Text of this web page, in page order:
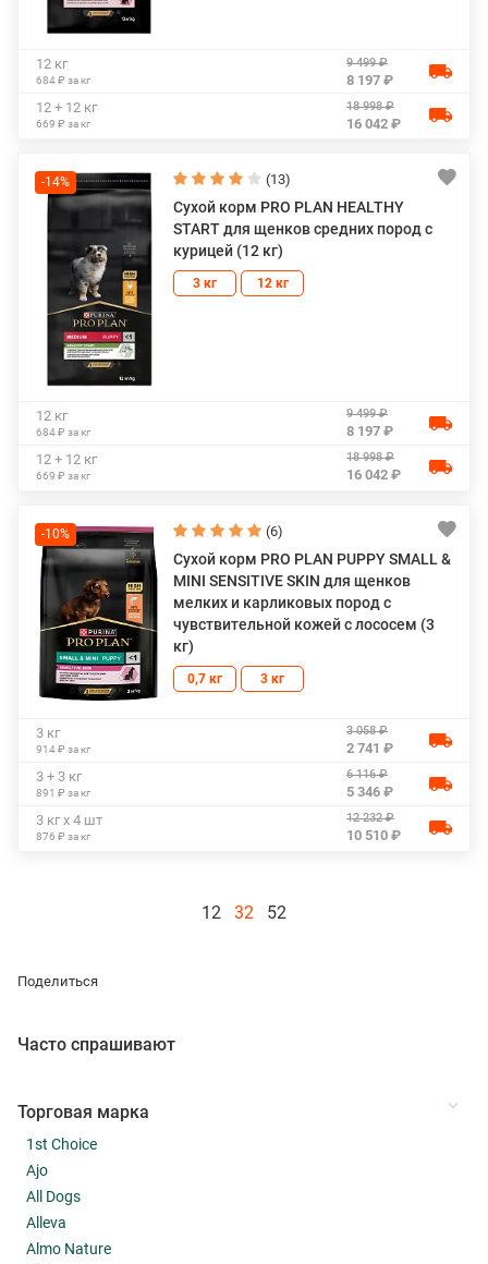
12 кг
684 ₽ за кг
9 499 ₽
8 197 ₽
12 + 12 кг
669 ₽ за кг
18 998 ₽
16 042 ₽
-14% (13)
Сухой корм PRO PLAN HEALTHY
START для щенков средних пород с
курицей (12 кг)
3 кг 12 кг
12 кг
684 ₽ за кг
9 499 ₽
8 197 ₽
12 + 12 кг
669 ₽ за кг
18 998 ₽
16 042 ₽
-10% (6)
Сухой корм PRO PLAN PUPPY SMALL &
MINI SENSITIVE SKIN для щенков
мелких и карликовых пород с
чувствительной кожей с лососем (3
кг)
0,7 кг 3 кг
3 кг
914 ₽ за кг
3 058 ₽
2 741 ₽
3 + 3 кг
891 ₽ за кг
6 116 ₽
5 346 ₽
3 кг х 4 шт
876 ₽ за кг
12 232 ₽
10 510 ₽
12 32 52
Поделиться
Часто спрашивают
Торговая марка
1st Choice
Ajo
All Dogs
Alleva
Almo Nature